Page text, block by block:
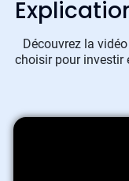
Découvrez la
choisir pour investir